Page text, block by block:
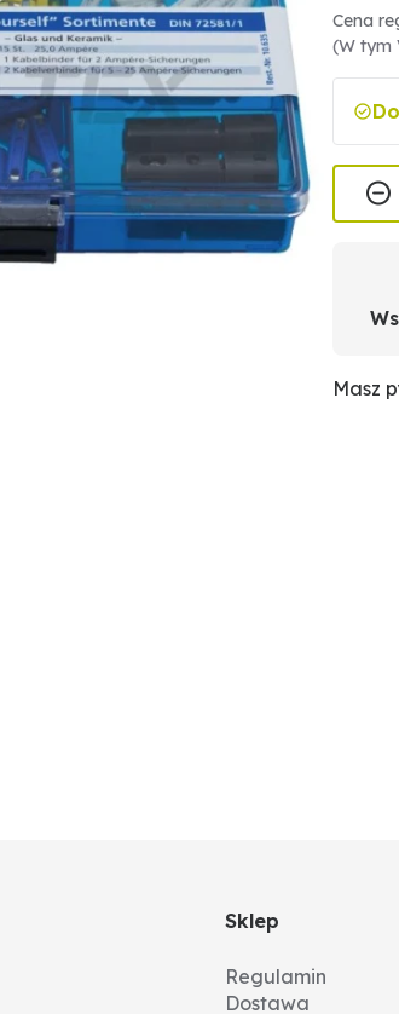
Cena
(W tym
Masz
Sklep
Regulamin
Dostawa